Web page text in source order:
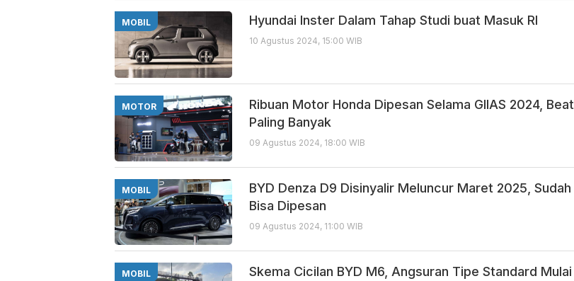
MOBIL Hyundai Inster Dalam Tahap Studi buat Masuk RI
10 Agustus 2024, 15:00 WIB
MOTOR
Ribuan Motor Honda Dipesan Selama GIIAS 2024, Beat
Paling Banyak
09 Agustus 2024, 18:00 WIB
MOBIL
BYD Denza D9 Disinyalir Meluncur Maret 2025, Sudah
Bisa Dipesan
09 Agustus 2024, 11:00 WIB
MOBIL
Skema Cicilan BYD M6, Angsuran Tipe Standard Mulai